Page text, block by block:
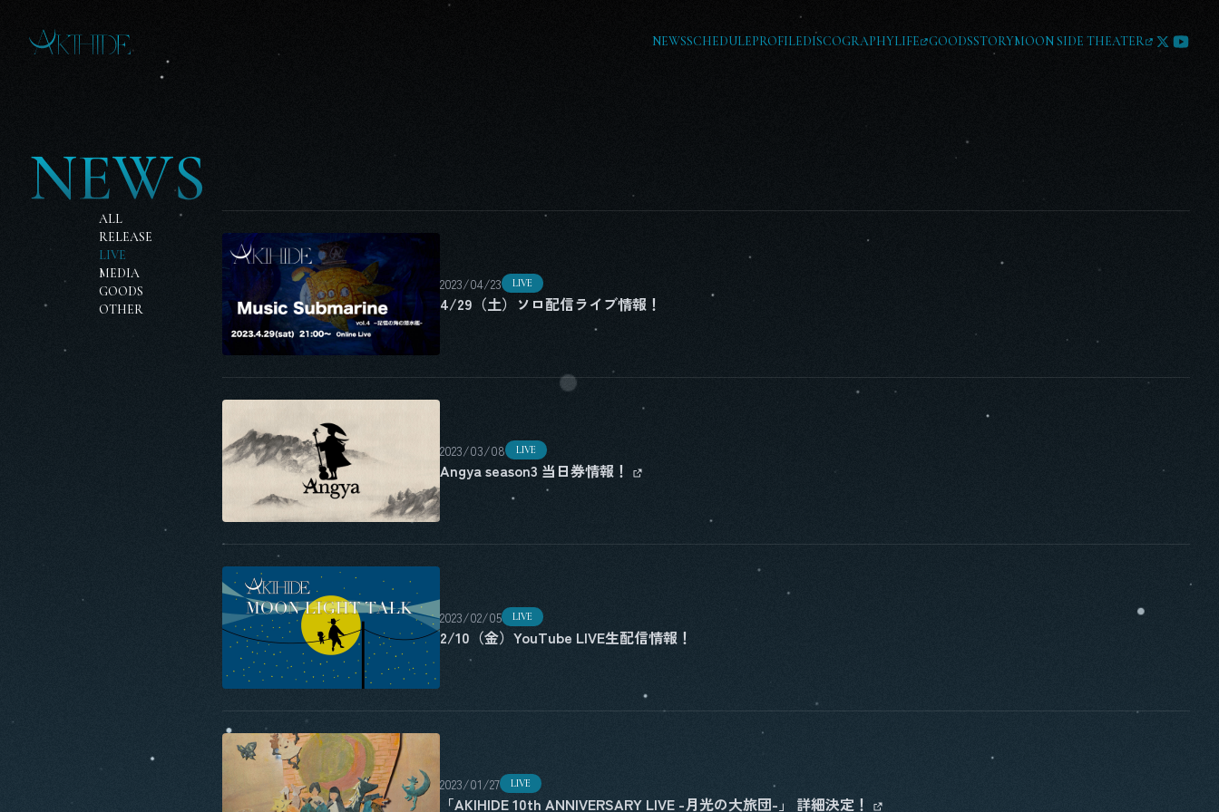
NEWSSCHEDULEPROFILEDISCOGRAPHYLIFE GOODSSTORYMOON SIDE THEATER
NEWS
ALL
RELEASE
LIVE
MEDIA
GOODS
OTHER
2023/04/23 LIVE
4/29（土）ソロ配信ライブ情報！
2023/03/08 LIVE
Angya season3 当日券情報！
2023/02/05 LIVE
2/10（金）YouTube LIVE生配信情報！
2023/01/27 LIVE
「AKIHIDE 10th ANNIVERSARY LIVE -月光の大旅団-」 詳細決定！